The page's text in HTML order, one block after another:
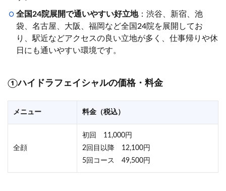
全国24院展開で通いやすい好立地： 渋谷、新宿、池
袋、名古屋、大阪、福岡など全国24院を展開してお
り、駅近などアクセスの良い立地が多く、仕事帰りや休
日にも通いやすい環境です。
①ハイドラフェイシャルの価格・料金
メニュー 料金（税込）
全顔
初回 11,000円
2回目以降 12,100円
5回コース 49,500円